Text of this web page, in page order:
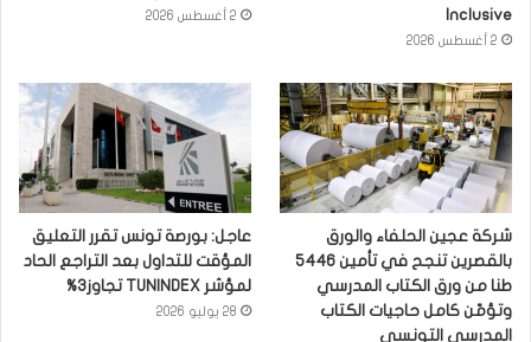
Inclusive
2 أغسطس 2026
2 أغسطس 2026
شركة عجين الحلفاء والورق
بالقصرين تنجح في تأمين 5446
طنا من ورق الكتاب المدرسي
وتؤمّن كامل حاجيات الكتاب
المدرسي التونسي
عاجل: بورصة تونس تقرر التعليق
المؤقت للتداول بعد التراجع الحاد
لمؤشر TUNINDEX تجاوز3%
28 يوليو 2026